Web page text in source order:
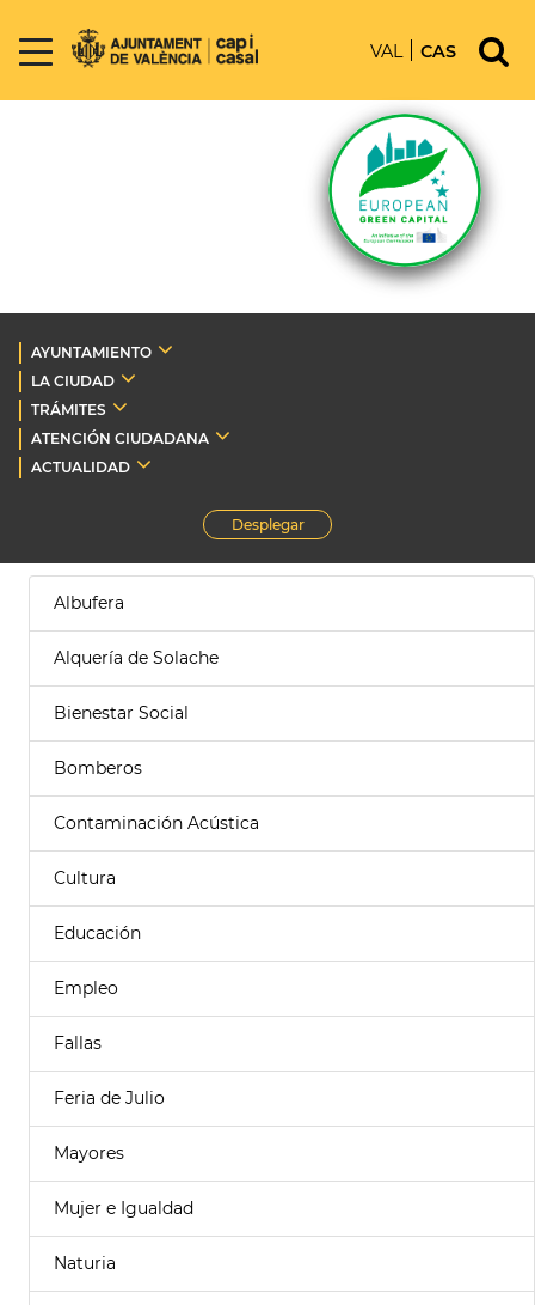
VAL CAS
AYUNTAMIENTO
LA CIUDAD
TRÁMITES
ATENCIÓN CIUDADANA
ACTUALIDAD
Desplegar
Albufera
Alquería de Solache
Bienestar Social
Bomberos
Contaminación Acústica
Cultura
Educación
Empleo
Fallas
Feria de Julio
Mayores
Mujer e Igualdad
Naturia